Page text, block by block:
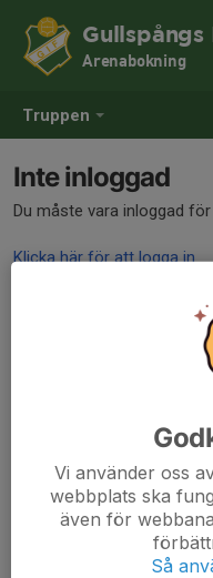
Truppen
Gullspångs
Arenabokning
Inte inloggad
Du måste vara inloggad
Klicka här för att logga in
Vi använder oss
webbplats ska
även för
Så